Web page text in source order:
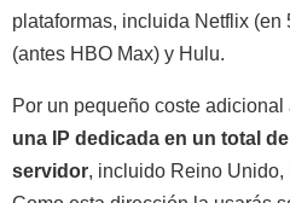
plataformas, incluida Netflix
(antes HBO Max) y Hulu.
Por un pequeño coste adicional
una IP dedicada en un total
servidor, incluido Reino Unido,